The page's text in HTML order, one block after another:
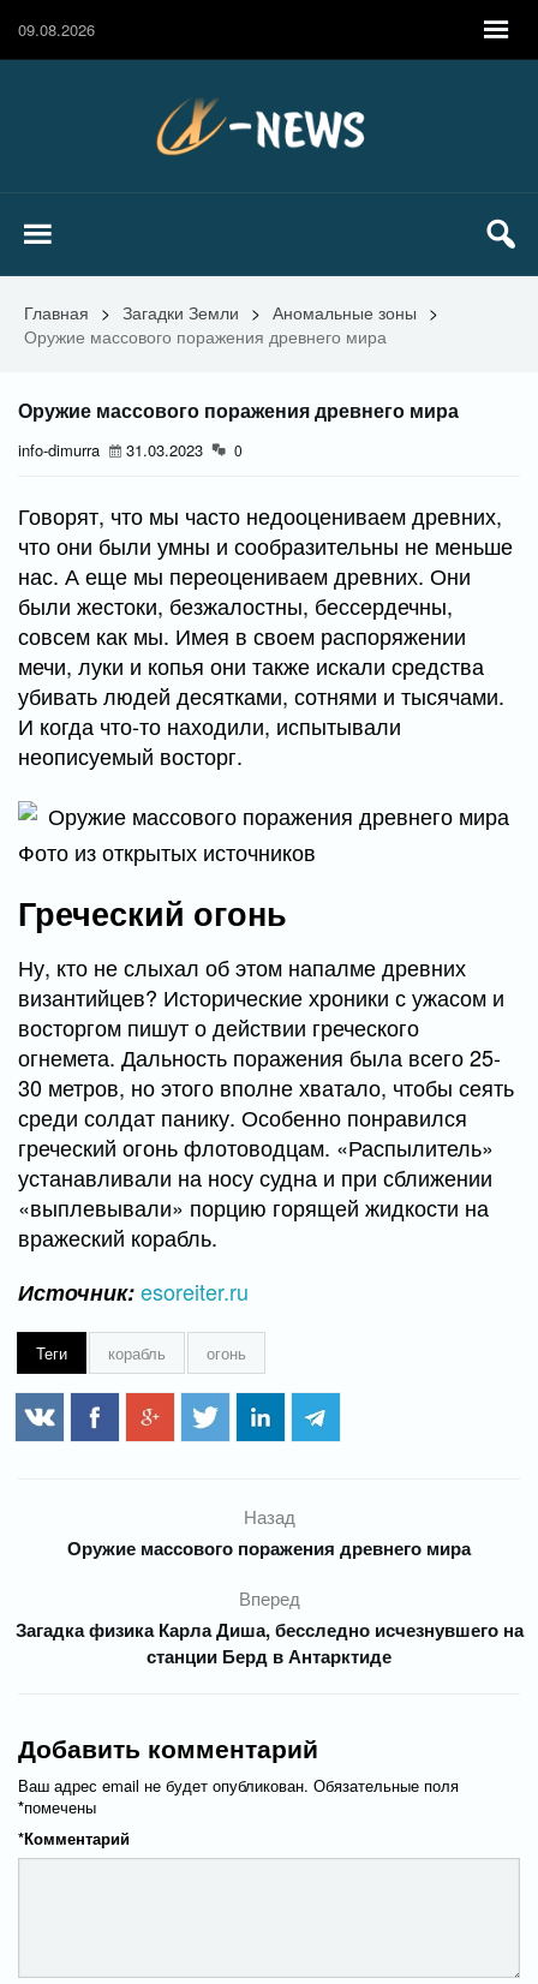
09.08.2026
Главная > Загадки Земли > Аномальные зоны >
Оружие массового поражения древнего мира
Оружие массового поражения древнего мира
info-dimurra 31.03.2023 0
Говорят, что мы часто недооцениваем древних,
что они были умны и сообразительны не меньше
нас. А еще мы переоцениваем древних. Они
были жестоки, безжалостны, бессердечны,
совсем как мы. Имея в своем распоряжении
мечи, луки и копья они также искали средства
убивать людей десятками, сотнями и тысячами.
И когда что-то находили, испытывали
неописуемый восторг.
Фото из открытых источников
Греческий огонь
Ну, кто не слыхал об этом напалме древних
византийцев? Исторические хроники с ужасом и
восторгом пишут о действии греческого
огнемета. Дальность поражения была всего 25-
30 метров, но этого вполне хватало, чтобы сеять
среди солдат панику. Особенно понравился
греческий огонь флотоводцам. «Распылитель»
устанавливали на носу судна и при сближении
«выплевывали» порцию горящей жидкости на
вражеский корабль.
Источник:esoreiter.ru
Теги корабль огонь
Назад
Оружие массового поражения древнего мира
Вперед
Загадка физика Карла Диша, бесследно исчезнувшего на
станции Берд в Антарктиде
Добавить комментарий
Ваш адрес email не будет опубликован. Обязательные поля
помечены
*
Комментарий
*